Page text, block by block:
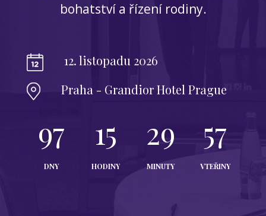
bohatství a řízení rodiny.
12. listopadu 2026
Praha - Grandior Hotel Prague
97
DNY
15
HODINY
29
MINUTY
55
VTEŘINY